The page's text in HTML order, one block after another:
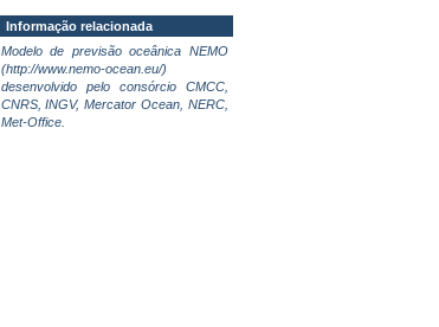
Informação relacionada
Modelo de previsão oceânica NEMO
(http://www.nemo-ocean.eu/)
desenvolvido pelo consórcio CMCC,
CNRS, INGV, Mercator Ocean, NERC,
Met-Office.